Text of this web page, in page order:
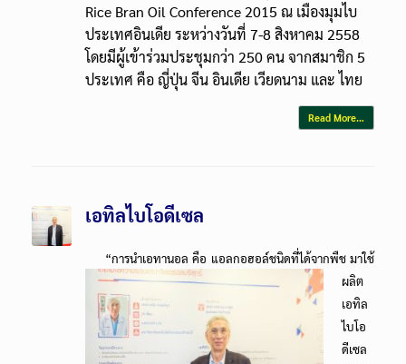
Rice Bran Oil Conference 2015 ณ เมืองมุมไบ
ประเทศอินเดีย ระหว่างวันที่ 7-8 สิงหาคม 2558
โดยมีผู้เข้าร่วมประชุมกว่า 250 คน จากสมาชิก 5
ประเทศ คือ ญี่ปุ่น จีน อินเดีย เวียดนาม และ ไทย
Read More…
เอทิลไบโอดีเซล
“การนำเอทานอล คือ แอลกอฮอล์ชนิดที่ได้จากพืช มาใช้
ผลิต
เอทิล
ไบโอ
ดีเซล